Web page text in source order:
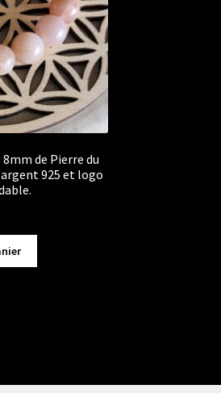
de Pierre du
925 et logo